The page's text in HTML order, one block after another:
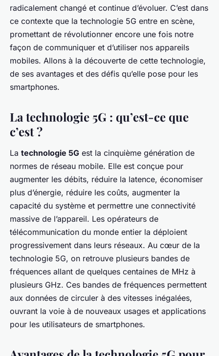
radicalement changé et continue d’évoluer. C’est dans
ce contexte que la technologie 5G entre en scène,
promettant de révolutionner encore une fois notre
façon de communiquer et d’utiliser nos appareils
mobiles. Allons à la découverte de cette technologie,
de ses avantages et des défis qu’elle pose pour les
smartphones.
La technologie 5G : qu’est-ce que
c’est ?
La technologie 5G est la cinquième génération de
normes de réseau mobile. Elle est conçue pour
augmenter les débits, réduire la latence, économiser
plus d’énergie, réduire les coûts, augmenter la
capacité du système et permettre une connectivité
massive de l’appareil. Les opérateurs de
télécommunication du monde entier la déploient
progressivement dans leurs réseaux. Au cœur de la
technologie 5G, on retrouve plusieurs bandes de
fréquences allant de quelques centaines de MHz à
plusieurs GHz. Ces bandes de fréquences permettent
aux données de circuler à des vitesses inégalées,
ouvrant la voie à de nouveaux usages et applications
pour les utilisateurs de smartphones.